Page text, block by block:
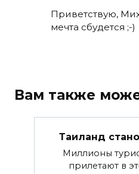
Приветствую,
мечта сбудется ;-)
Вам также
Таиланд
Миллионы
прилетают в